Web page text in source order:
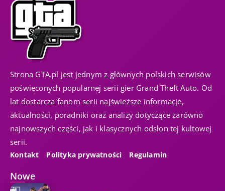
Strona GTA.pl jest jednym z głównych polskich serwisów
poświęconych popularnej serii gier Grand Theft Auto. Od
lat dostarcza fanom serii najświeższe informacje,
aktualności, poradniki oraz analizy dotyczące zarówno
najnowszych części, jak i klasycznych odsłon tej kultowej
serii.
Kontakt Polityka prywatności Regulamin
Nowe